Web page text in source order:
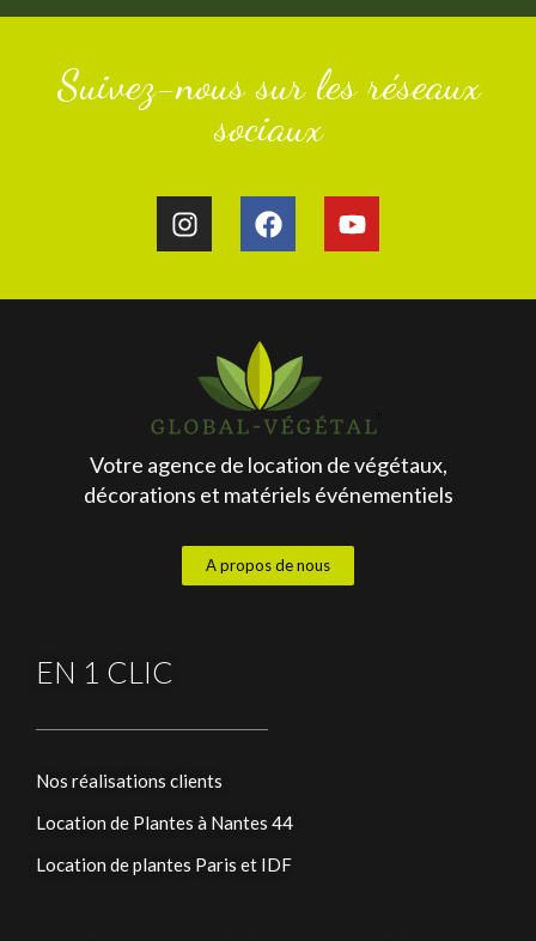
Suivez-nous sur les réseaux
sociaux
Votre agence de location de végétaux,
décorations et matériels événementiels
A propos de nous
EN 1 CLIC
Nos réalisations clients
Location de Plantes à Nantes 44
Location de plantes Paris et IDF